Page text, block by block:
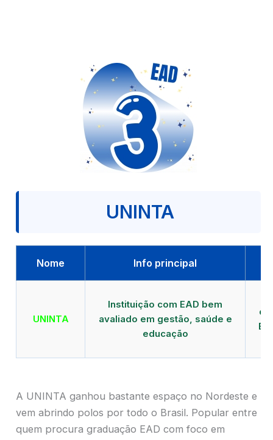
UNINTA
Nome Info principal
UNINTA
Instituição com EAD bem
avaliado em gestão, saúde e
educação
A UNINTA ganhou bastante espaço no Nordeste e
vem abrindo polos por todo o Brasil. Popular entre
quem procura graduação EAD com foco em